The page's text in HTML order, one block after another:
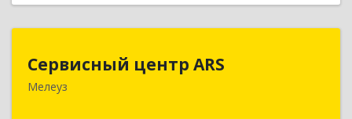
Сервисный центр ARS
Мелеуз